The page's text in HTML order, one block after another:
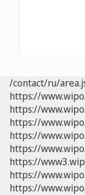
/contact/ru/
https://
https://
https://
https://
https://
https://
https://
https://